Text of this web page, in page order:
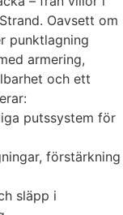
Oavsett om
punktlagning
armering,
och ett
putssystem för
förstärkning
släpp i